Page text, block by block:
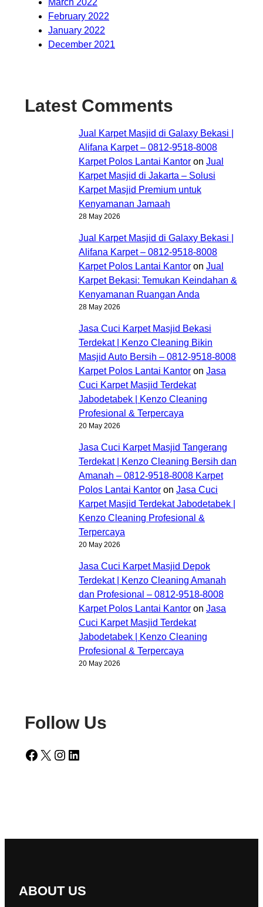
February 2022
January 2022
December 2021
Latest Comments
Jual Karpet Masjid di Galaxy Bekasi |
Alifana Karpet – 0812-9518-8008
Karpet Polos Lantai Kantor on Jual
Karpet Masjid di Jakarta – Solusi
Karpet Masjid Premium untuk
Kenyamanan Jamaah
28 May 2026
Jual Karpet Masjid di Galaxy Bekasi |
Alifana Karpet – 0812-9518-8008
Karpet Polos Lantai Kantor on Jual
Karpet Bekasi: Temukan Keindahan &
Kenyamanan Ruangan Anda
28 May 2026
Jasa Cuci Karpet Masjid Bekasi
Terdekat | Kenzo Cleaning Bikin
Masjid Auto Bersih – 0812-9518-8008
Karpet Polos Lantai Kantor on Jasa
Cuci Karpet Masjid Terdekat
Jabodetabek | Kenzo Cleaning
Profesional & Terpercaya
20 May 2026
Jasa Cuci Karpet Masjid Tangerang
Terdekat | Kenzo Cleaning Bersih dan
Amanah – 0812-9518-8008 Karpet
Polos Lantai Kantor on Jasa Cuci
Karpet Masjid Terdekat Jabodetabek |
Kenzo Cleaning Profesional &
Terpercaya
20 May 2026
Jasa Cuci Karpet Masjid Depok
Terdekat | Kenzo Cleaning Amanah
dan Profesional – 0812-9518-8008
Karpet Polos Lantai Kantor on Jasa
Cuci Karpet Masjid Terdekat
Jabodetabek | Kenzo Cleaning
Profesional & Terpercaya
20 May 2026
Follow Us
Facebook X Instagram LinkedIn
ABOUT US